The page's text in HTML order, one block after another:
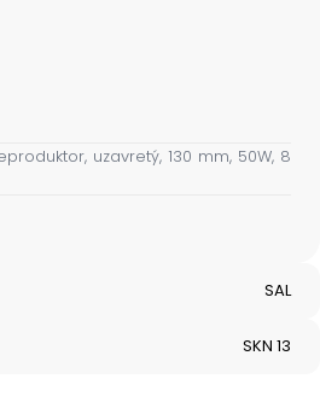
uzavretý, 130 mm, 50W, 8
SAL
SKN 13